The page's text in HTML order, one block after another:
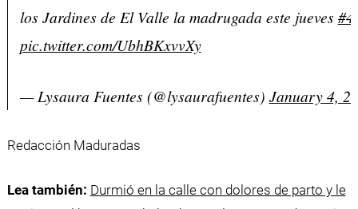
los Jardines de El Valle la madrugada este jueves
pic.twitter.com/UbhBKxvvXy
— Lysaura Fuentes (@lysaurafuentes) January 4,
Redacción Maduradas
Lea también: Durmió en la calle con dolores de parto y le